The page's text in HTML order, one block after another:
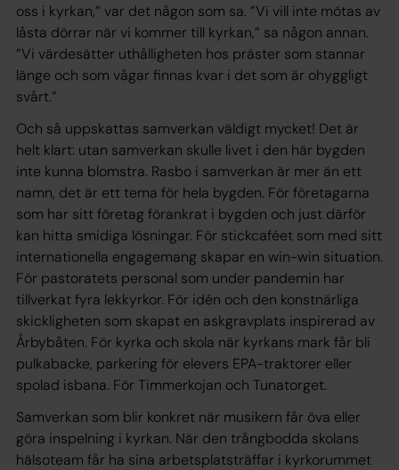
oss i kyrkan,” var det någon som sa. ”Vi vill inte mötas av
låsta dörrar när vi kommer till kyrkan,” sa någon annan.
”Vi värdesätter uthålligheten hos präster som stannar
länge och som vågar finnas kvar i det som är ohyggligt
svårt.”
Och så uppskattas samverkan väldigt mycket! Det är
helt klart: utan samverkan skulle livet i den här bygden
inte kunna blomstra. Rasbo i samverkan är mer än ett
namn, det är ett tema för hela bygden. För företagarna
som har sitt företag förankrat i bygden och just därför
kan hitta smidiga lösningar. För stickcaféet som med sitt
internationella engagemang skapar en win-win situation.
För pastoratets personal som under pandemin har
tillverkat fyra lekkyrkor. För idén och den konstnärliga
skickligheten som skapat en askgravplats inspirerad av
Årbybåten. För kyrka och skola när kyrkans mark får bli
pulkabacke, parkering för elevers EPA-traktorer eller
spolad isbana. För Timmerkojan och Tunatorget.
Samverkan som blir konkret när musikern får öva eller
göra inspelning i kyrkan. När den trångbodda skolans
hälsoteam får ha sina arbetsplatsträffar i kyrkorummet